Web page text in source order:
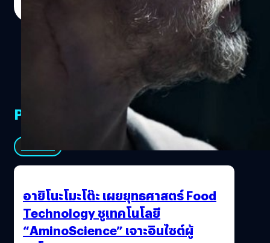
นั้นมีความสำคัญกับวงการดนตรีโลกขนาดไหน เอาง่าย ๆ แนว
เพลงที่เราฟังกันอยู่ตอนนี้ทั้งไทยและเทศทั่วโลกนั้นเกือบ
ทั้งหมดมีพื้นฐานแนวเพลงดนตรีมาจาก The Beatles ที่เป็น
คนริเริ่มทั้งนั้นจากการผสมแนวเพลงแบบต่าง ๆ เอาไว้จนเกิด
เป็นดนตรีแนวใหม่จนมีคนพูดกันเอาไว้ว่าถ้าโลกนี้ไม่มี The
Beatles ดนตรีในโลกนี้คงจะซ้ำซากจำเจไม่มีอะไรให้เราฟัง
หลากหลายขนาดนี้ เพราะ The Beatles คือผู้คิดค้นแนวดนตรี
ใหม่อย่าง ชาร์ลี ฮันนัม กลายเป็นประทับใจไปเลยตอนนี้ การ
ตัดต่อกับการเล่าเรื่องยังเน้นสไตล์ว่องไว พริ้วจัดเหมือนมูฮัม
หมัด อาลี แถมมีความกวนระดับไม่ธรรมดาพ่วงไปอีก คือคนดู
หนังยุคใหม่นี้น่าจะปลื้มเลยล่ะ แต่คนที่ดูอะไรไว ๆ ไม่ทันคง
เป็นปัญหาเพราะแค่เปิดเรื่องไม่ถึงห้านาที เล่าเรื่องความเดิม
ไปเยอะมากจนแปลกใจว่าใครไม่รู้จักคิง อาร์เธอร์มาก่อนจะงง
มั้ย แต่พอเข้าโหมดเล่าเรื่องปกติก็สมูธมาก มีการกลับไปทวน
ฉากเปิดบ่อย ๆ ทำให้เคลียร์ขึ้น แถมมีอะไรให้ตะลึงเรื่อย ๆ
ด้วย สุดท้ายที่ขอกราบคือดนตรีประกอบ นี่คือสิ่งที่พวกท่าน ๆ
สมควรต้องเข้าไปฟังในโรงที่ระบบเสียงดี ๆ จริง ๆ เลยล่ะ
[su_heading size="18"]คิง อาร์เธอร์ เธอคือใคร?
[/su_heading] เรื่องราวเกี่ยวกับ คิง อาร์เธอร์ กับอัศวินโต๊ะ
กลม เป็นตำนานเก่าแก่ของกษัตริย์ผู้ยิ่งใหญ่ในแถบเกาะ
อังกฤษ ซึ่งกลายเป็นตำนานระดับโลกไปแล้วหลังจากที่มีการ
แต่งเสริมเรื่องราวชิงรักหักสวาทเพิ่มเข้าไปในเรื่องเล่า
แฟนตาซีแบบเทพนิยายของเดิม โดยนักประพันธ์ฝรั่งเศสเมื่อ
PR Partners
อายิโนะโมะโต๊ะ เผยยุทธศาสตร์ Food
Technology ชูเทคโนโลยี
“AminoScience” เจาะอินไซต์ผู้